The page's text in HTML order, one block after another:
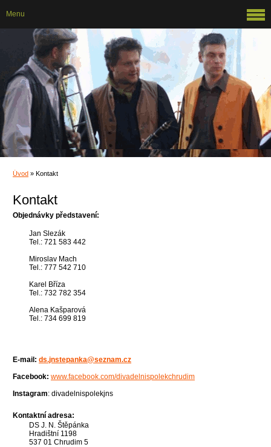
Úvod » Kontakt
Kontakt
Objednávky představení:
Jan Slezák
Tel.: 721 583 442
Miroslav Mach
Tel.: 777 542 710
Karel Bříza
Tel.: 732 782 354
Alena Kašparová
Tel.: 734 699 819
E-mail: ds.jnstepanka@seznam.cz
Facebook: www.facebook.com/divadelnispolekchrudim
Instagram: divadelnispolekjns
Kontaktní adresa:
DS J. N. Štěpánka
Hradištní 1198
537 01 Chrudim 5
Menu